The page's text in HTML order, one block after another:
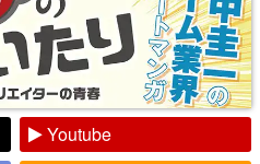
Youtube